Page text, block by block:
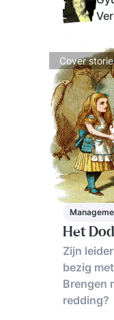
Cover
Het
Zijn
bezig
Brengen
redding?